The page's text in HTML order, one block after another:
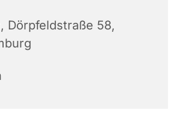
Dörpfeldstraße 58,